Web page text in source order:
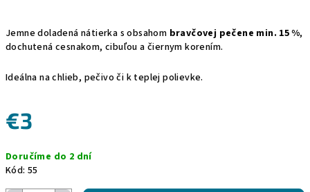
Jemne doladená nátierka s obsahom bravčovej pečene min. 15 %,
dochutená cesnakom, cibuľou a čiernym korením.
Ideálna na chlieb, pečivo či k teplej polievke.
€3
cena:
Doručíme do 2 dní
Kód: 55